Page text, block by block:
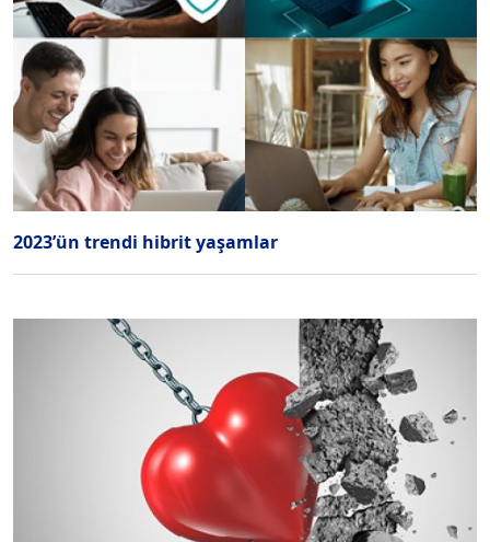
2023’ün trendi hibrit yaşamlar